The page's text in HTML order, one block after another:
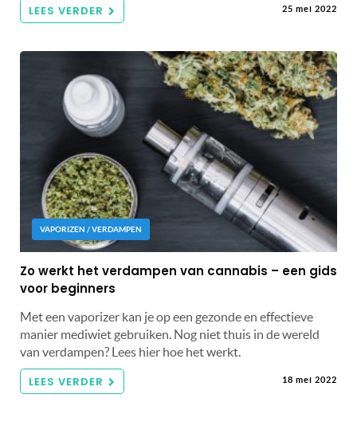
LEES VERDER 25 mei 2022
VAPORIZEN / VERDAMPEN
Zo werkt het verdampen van cannabis – een gids
voor beginners
Met een vaporizer kan je op een gezonde en effectieve
manier mediwiet gebruiken. Nog niet thuis in de wereld
van verdampen? Lees hier hoe het werkt.
LEES VERDER 18 mei 2022